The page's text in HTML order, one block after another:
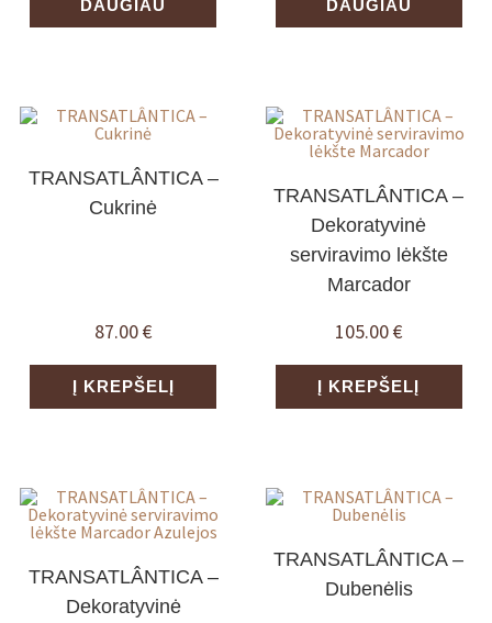
DAUGIAU DAUGIAU
TRANSATLÂNTICA –
Cukrinė
87.00€
Į KREPŠELĮ
TRANSATLÂNTICA –
Dekoratyvinė
serviravimo lėkšte
Marcador
105.00€
Į KREPŠELĮ
TRANSATLÂNTICA –
Dekoratyvinė
TRANSATLÂNTICA –
Dubenėlis